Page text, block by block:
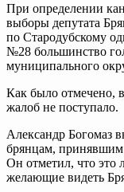
При определении
выборы депутата
по Стародубскому
№28 большинство
муниципального
Как было отмечено,
жалоб не поступало.
Александр Богомаз
брянцам, принявшим
Он отметил, что это
желающие видеть